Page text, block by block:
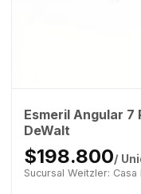
Esmeril Angular 7
DeWalt
$198.800/
Sucursal Weitzler: Casa